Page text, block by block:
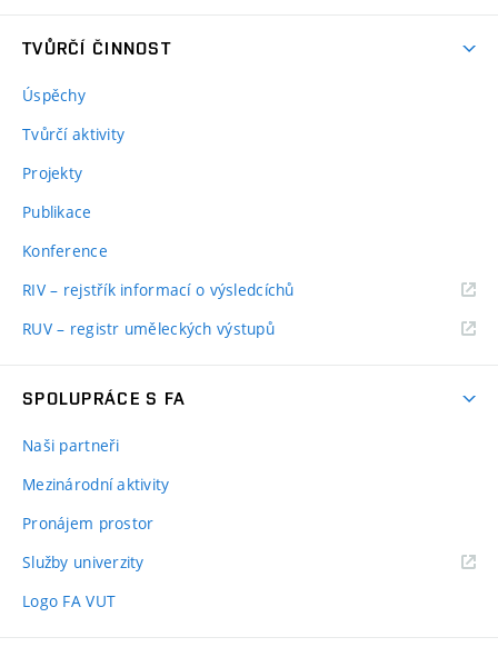
TVŮRČÍ ČINNOST
Úspěchy
Tvůrčí aktivity
Projekty
Publikace
Konference
RIV – rejstřík informací o výsledcíchů
RUV – registr uměleckých výstupů
SPOLUPRÁCE S FA
Naši partneři
Mezinárodní aktivity
Pronájem prostor
Služby univerzity
Logo FA VUT